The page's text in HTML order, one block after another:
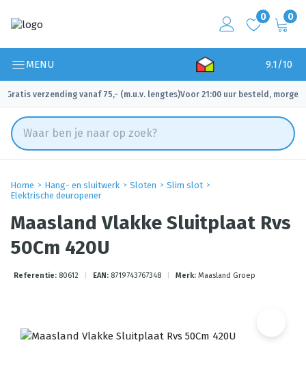
0 0
MENU 9.1/10
Gratis verzending vanaf 75,- (m.u.v. lengtes)
✓ Voor 21:00 uur besteld, morgen
Home Hang- en sluitwerk Sloten
Slim slot
Elektrische deuropener
Maasland Vlakke Sluitplaat Rvs
50Cm 420U
Referentie: 80612 EAN: 8719743767348 Merk: Maasland Groep